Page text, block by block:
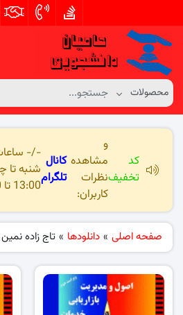
کد
تخفیف
و
مشاهده
نظرات
کاربران:
کانال
تلگرام
-/-
شنبه تا
13:00 تا 01:00 -/-
صفحه اصلی » دانلودها » تاج زاده نمین